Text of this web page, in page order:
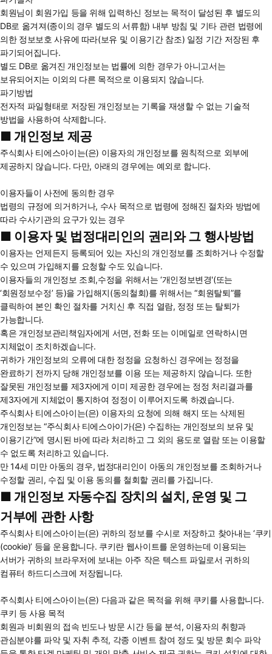
회원님이 회원가입 등을 위해 입력하신 정보는 목적이 달성된 후 별도의
DB로 옮겨져(종이의 경우 별도의 서류함) 내부 방침 및 기타 관련 법령에
의한 정보보호 사유에 따라(보유 및 이용기간 참조) 일정 기간 저장된 후
파기되어집니다.
별도 DB로 옮겨진 개인정보는 법률에 의한 경우가 아니고서는
보유되어지는 이외의 다른 목적으로 이용되지 않습니다.
파기방법
전자적 파일형태로 저장된 개인정보는 기록을 재생할 수 없는 기술적
방법을 사용하여 삭제합니다.
■ 개인정보 제공
주식회사 티에스아이는(은) 이용자의 개인정보를 원칙적으로 외부에
제공하지 않습니다. 다만, 아래의 경우에는 예외로 합니다.
이용자들이 사전에 동의한 경우
법령의 규정에 의거하거나, 수사 목적으로 법령에 정해진 절차와 방법에
따라 수사기관의 요구가 있는 경우
■ 이용자 및 법정대리인의 권리와 그 행사방법
이용자는 언제든지 등록되어 있는 자신의 개인정보를 조회하거나 수정할
수 있으며 가입해지를 요청할 수도 있습니다.
이용자들의 개인정보 조회,수정을 위해서는 ‘개인정보변경'(또는
‘회원정보수정’ 등)을 가입해지(동의철회)를 위해서는 “회원탈퇴”를
클릭하여 본인 확인 절차를 거치신 후 직접 열람, 정정 또는 탈퇴가
가능합니다.
혹은 개인정보관리책임자에게 서면, 전화 또는 이메일로 연락하시면
지체없이 조치하겠습니다.
귀하가 개인정보의 오류에 대한 정정을 요청하신 경우에는 정정을
완료하기 전까지 당해 개인정보를 이용 또는 제공하지 않습니다. 또한
잘못된 개인정보를 제3자에게 이미 제공한 경우에는 정정 처리결과를
제3자에게 지체없이 통지하여 정정이 이루어지도록 하겠습니다.
주식회사 티에스아이는(은) 이용자의 요청에 의해 해지 또는 삭제된
개인정보는 “주식회사 티에스아이가(은) 수집하는 개인정보의 보유 및
이용기간”에 명시된 바에 따라 처리하고 그 외의 용도로 열람 또는 이용할
수 없도록 처리하고 있습니다.
만 14세 미만 아동의 경우, 법정대리인이 아동의 개인정보를 조회하거나
수정할 권리, 수집 및 이용 동의를 철회할 권리를 가집니다.
■ 개인정보 자동수집 장치의 설치, 운영 및 그
거부에 관한 사항
주식회사 티에스아이는(은) 귀하의 정보를 수시로 저장하고 찾아내는 ‘쿠키
(cookie)’ 등을 운용합니다. 쿠키란 웹사이트를 운영하는데 이용되는
서버가 귀하의 브라우저에 보내는 아주 작은 텍스트 파일로서 귀하의
컴퓨터 하드디스크에 저장됩니다.
주식회사 티에스아이는(은) 다음과 같은 목적을 위해 쿠키를 사용합니다.
쿠키 등 사용 목적
회원과 비회원의 접속 빈도나 방문 시간 등을 분석, 이용자의 취향과
관심분야를 파악 및 자취 추적, 각종 이벤트 참여 정도 및 방문 회수 파악